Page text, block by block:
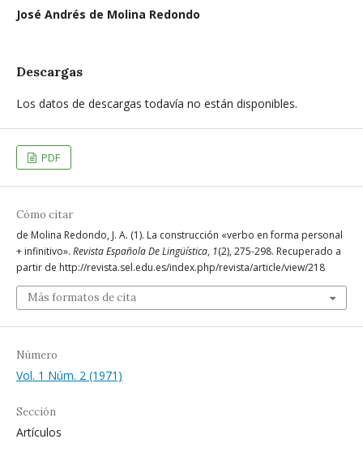
José Andrés de Molina Redondo
Descargas
Los datos de descargas todavía no están disponibles.
PDF
Cómo citar
de Molina Redondo, J. A. (1). La construcción «verbo en forma personal
+ infinitivo». Revista Española De Lingüística, 1(2), 275-298. Recuperado a
partir de http://revista.sel.edu.es/index.php/revista/article/view/218
Más formatos de cita
Número
Vol. 1 Núm. 2 (1971)
Sección
Artículos